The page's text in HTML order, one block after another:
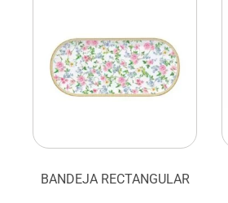
BANDEJA RECTANGULAR